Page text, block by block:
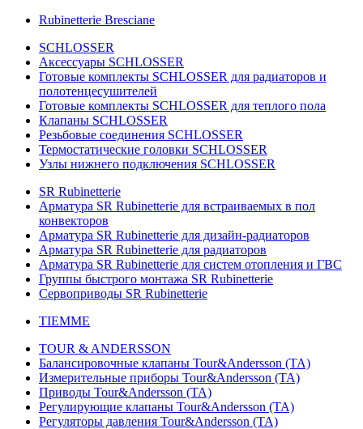
Rubinetterie Bresciane
SCHLOSSER
Аксессуары SCHLOSSER
Готовые комплекты SCHLOSSER для радиаторов и
полотенцесушителей
Готовые комплекты SCHLOSSER для теплого пола
Клапаны SCHLOSSER
Резьбовые соединения SCHLOSSER
Термостатические головки SCHLOSSER
Узлы нижнего подключения SCHLOSSER
SR Rubinetterie
Арматура SR Rubinetterie для встраиваемых в пол
конвекторов
Арматура SR Rubinetterie для дизайн-радиаторов
Арматура SR Rubinetterie для радиаторов
Арматура SR Rubinetterie для систем отопления и ГВС
Группы быстрого монтажа SR Rubinetterie
Сервоприводы SR Rubinetterie
TIEMME
TOUR & ANDERSSON
Балансировочные клапаны Tour&Andersson (TA)
Измерительные приборы Tour&Andersson (TA)
Приводы Tour&Andersson (TA)
Регулирующие клапаны Tour&Andersson (TA)
Регуляторы давления Tour&Andersson (TA)